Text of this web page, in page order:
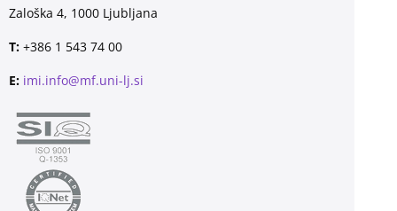
Zaloška 4, 1000 Ljubljana
T: +386 1 543 74 00
E: imi.info@mf.uni-lj.si